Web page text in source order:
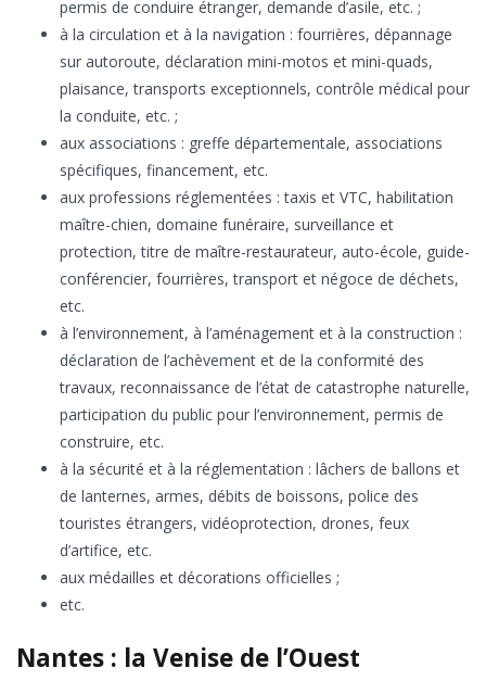
permis de conduire étranger, demande d’asile, etc. ;
à la circulation et à la navigation : fourrières, dépannage
sur autoroute, déclaration mini-motos et mini-quads,
plaisance, transports exceptionnels, contrôle médical pour
la conduite, etc. ;
aux associations : greffe départementale, associations
spécifiques, financement, etc.
aux professions réglementées : taxis et VTC, habilitation
maître-chien, domaine funéraire, surveillance et
protection, titre de maître-restaurateur, auto-école, guide-
conférencier, fourrières, transport et négoce de déchets,
etc.
à l’environnement, à l’aménagement et à la construction :
déclaration de l’achèvement et de la conformité des
travaux, reconnaissance de l’état de catastrophe naturelle,
participation du public pour l’environnement, permis de
construire, etc.
à la sécurité et à la réglementation : lâchers de ballons et
de lanternes, armes, débits de boissons, police des
touristes étrangers, vidéoprotection, drones, feux
d’artifice, etc.
aux médailles et décorations officielles ;
etc.
Nantes : la Venise de l’Ouest